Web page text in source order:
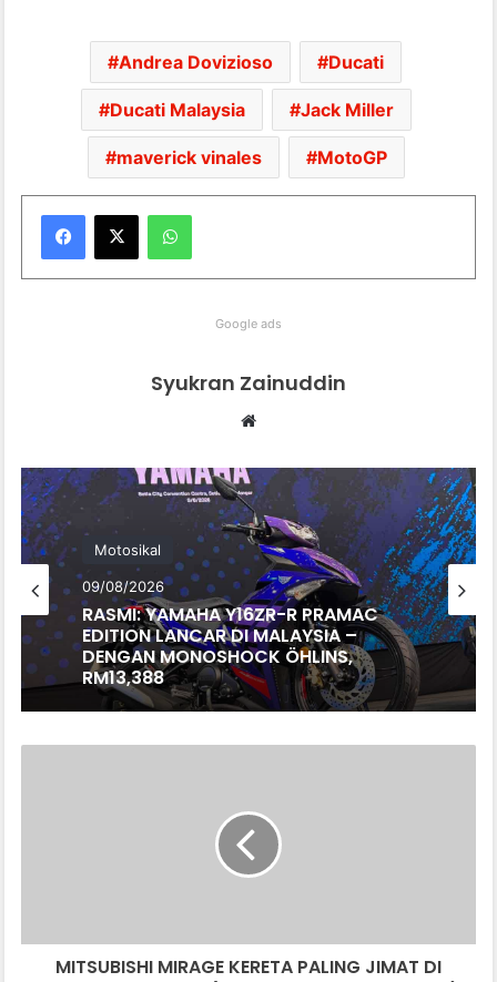
Andrea Dovizioso Ducati
Ducati Malaysia Jack Miller
maverick vinales MotoGP
WhatsApp
Google ads
Syukran Zainuddin
Motosikal
09/08/2026
RASMI: YAMAHA Y16ZR-R PRAMAC
EDITION LANCAR DI MALAYSIA –
DENGAN MONOSHOCK ÖHLINS,
RM13,388
(DIJUAL
SAMPAIMITSUBISHI MIRAGE KERETA PALING JIMAT DI